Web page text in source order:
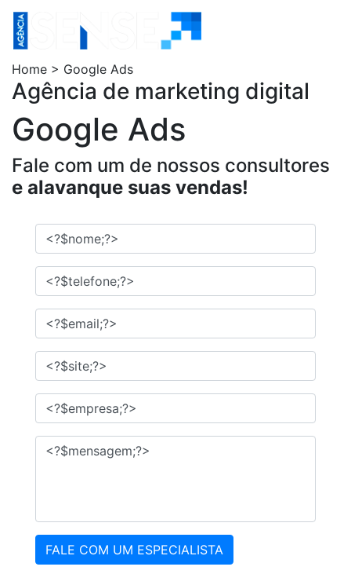
Home > Google Ads
Agência de marketing digital
Google Ads
Fale com um de nossos consultores
e alavanque suas vendas!
FALE COM UM ESPECIALISTA